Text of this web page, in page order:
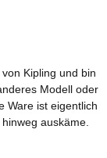
Kipling und bin
Modell oder
Ware ist eigentlich
auskäme.